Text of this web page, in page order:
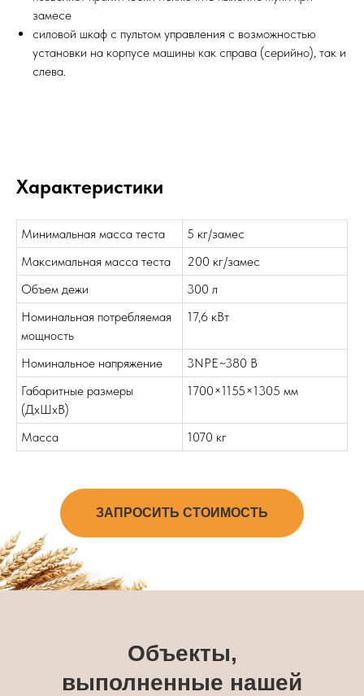
замесе
силовой шкаф с пультом управления с возможностью
установки на корпусе машины как справа (серийно), так и
слева.
Характеристики
Минимальная масса теста
5 кг/замес
Максимальная масса теста
200 кг/замес
Объем дежи
300 л
Номинальная потребляемая
мощность
17,6 кВт
Номинальное напряжение
3NPE~380 В
Габаритные размеры
(ДхШхВ)
1700×1155×1305 мм
Масса 1070 кг
ЗАПРОСИТЬ СТОИМОСТЬ
Объекты,
выполненные нашей